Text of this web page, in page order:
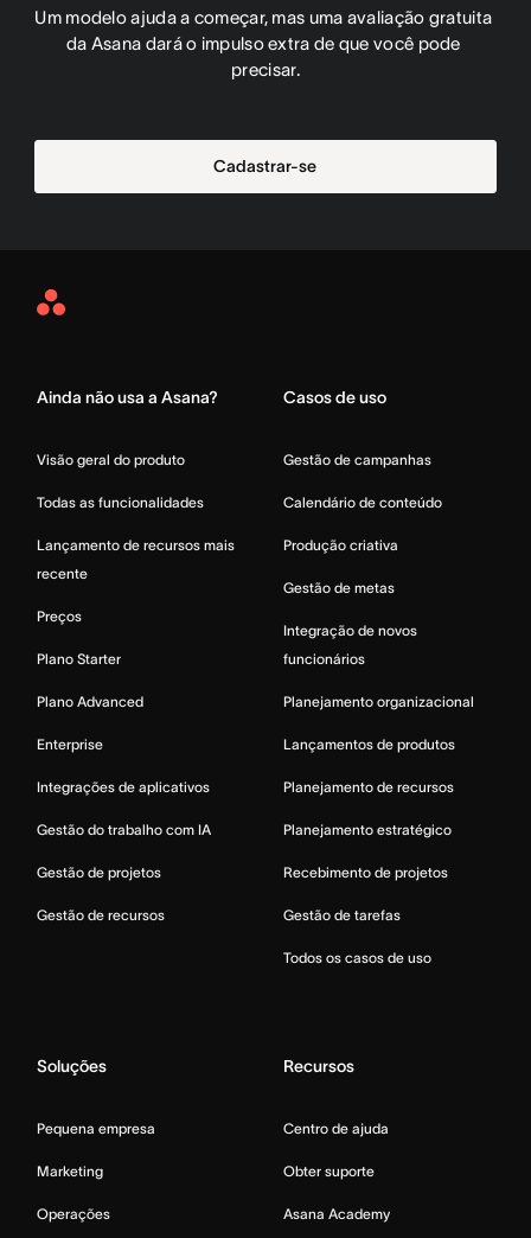
Um modelo ajuda a começar, mas uma avaliação gratuita
da Asana dará o impulso extra de que você pode
precisar.
Cadastrar-se
Asana
Ainda não usa a Asana?
Visão geral do produto
Todas as funcionalidades
Lançamento de recursos mais
recente
Preços
Plano Starter
Plano Advanced
Enterprise
Integrações de aplicativos
Gestão do trabalho com IA
Gestão de projetos
Gestão de recursos
Casos de uso
Gestão de campanhas
Calendário de conteúdo
Produção criativa
Gestão de metas
Integração de novos
funcionários
Planejamento organizacional
Lançamentos de produtos
Planejamento de recursos
Planejamento estratégico
Recebimento de projetos
Gestão de tarefas
Todos os casos de uso
Soluções
Pequena empresa
Marketing
Operações
Recursos
Centro de ajuda
Obter suporte
Asana Academy